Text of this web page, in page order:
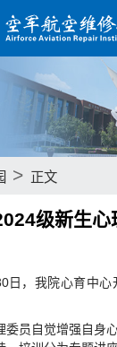
> 正文
综合要闻
菁菁校园
级新生心
日，我院心育中
委员自觉增强自身